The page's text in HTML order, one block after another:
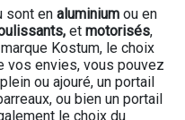
sont en aluminium ou en
et motorisés,
Kostum, le choix
vos envies, vous pouvez
ou ajouré, un portail
ou bien un portail
le choix du